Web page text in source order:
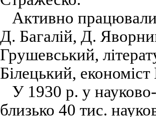
Активно працювали
Д. Багалій, Д.
Грушевський,
Білецький,
У 1930 р. у
близько 40 тис.